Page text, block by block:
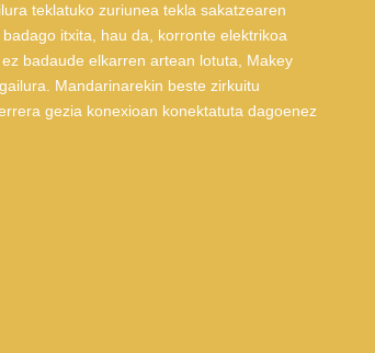
teklatuko zuriunea tekla sakatzearen
itxita, hau da, korronte elektrikoa
badaude elkarren artean lotuta, Makey
Mandarinarekin beste zirkuitu
gezia konexioan konektatuta dagoenez